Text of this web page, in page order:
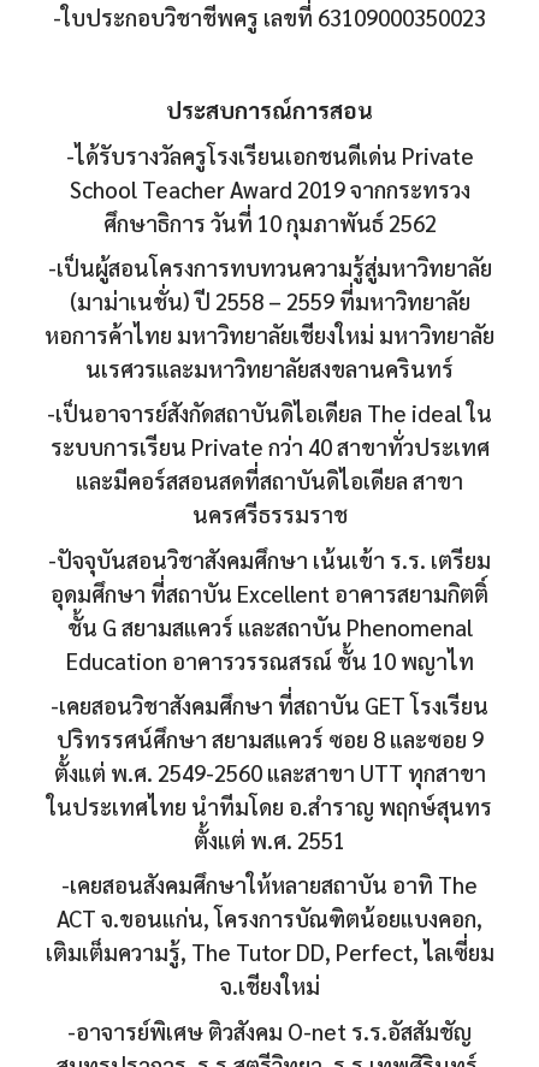
-ใบประกอบวิชาชีพครู เลขที่ 63109000350023
ประสบการณ์การสอน
-ได้รับรางวัลครูโรงเรียนเอกชนดีเด่น Private
School Teacher Award 2019 จากกระทรวง
ศึกษาธิการ วันที่ 10 กุมภาพันธ์ 2562
-เป็นผู้สอนโครงการทบทวนความรู้สู่มหาวิทยาลัย
(มาม่าเนชั่น) ปี 2558 – 2559 ที่มหาวิทยาลัย
หอการค้าไทย มหาวิทยาลัยเชียงใหม่ มหาวิทยาลัย
นเรศวรและมหาวิทยาลัยสงขลานครินทร์
-เป็นอาจารย์สังกัดสถาบันดิไอเดียล The ideal ใน
ระบบการเรียน Private กว่า 40 สาขาทั่วประเทศ
และมีคอร์สสอนสดที่สถาบันดิไอเดียล สาขา
นครศรีธรรมราช
-ปัจจุบันสอนวิชาสังคมศึกษา เน้นเข้า ร.ร. เตรียม
อุดมศึกษา ที่สถาบัน Excellent อาคารสยามกิตติ์
ชั้น G สยามสแควร์ และสถาบัน Phenomenal
Education อาคารวรรณสรณ์ ชั้น 10 พญาไท
-เคยสอนวิชาสังคมศึกษา ที่สถาบัน GET โรงเรียน
ปริทรรศน์ศึกษา สยามสแควร์ ซอย 8 และซอย 9
ตั้งแต่ พ.ศ. 2549-2560 และสาขา UTT ทุกสาขา
ในประเทศไทย นำทีมโดย อ.สำราญ พฤกษ์สุนทร
ตั้งแต่ พ.ศ. 2551
-เคยสอนสังคมศึกษาให้หลายสถาบัน อาทิ The
ACT จ.ขอนแก่น, โครงการบัณฑิตน้อยแบงคอก,
เติมเต็มความรู้, The Tutor DD, Perfect, ไลเซี่ยม
จ.เชียงใหม่
-อาจารย์พิเศษ ติวสังคม O-net ร.ร.อัสสัมชัญ